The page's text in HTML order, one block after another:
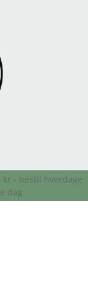
- bestil hverdage
dag